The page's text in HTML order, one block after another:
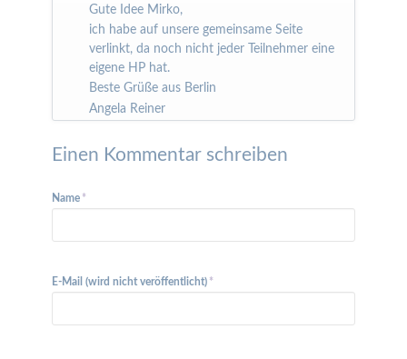
Gute Idee Mirko,
ich habe auf unsere gemeinsame Seite
verlinkt, da noch nicht jeder Teilnehmer eine
eigene HP hat.
Beste Grüße aus Berlin
Angela Reiner
Einen Kommentar schreiben
Pflichtfeld
Name *
Pflichtfeld
E-Mail (wird nicht veröffentlicht) *